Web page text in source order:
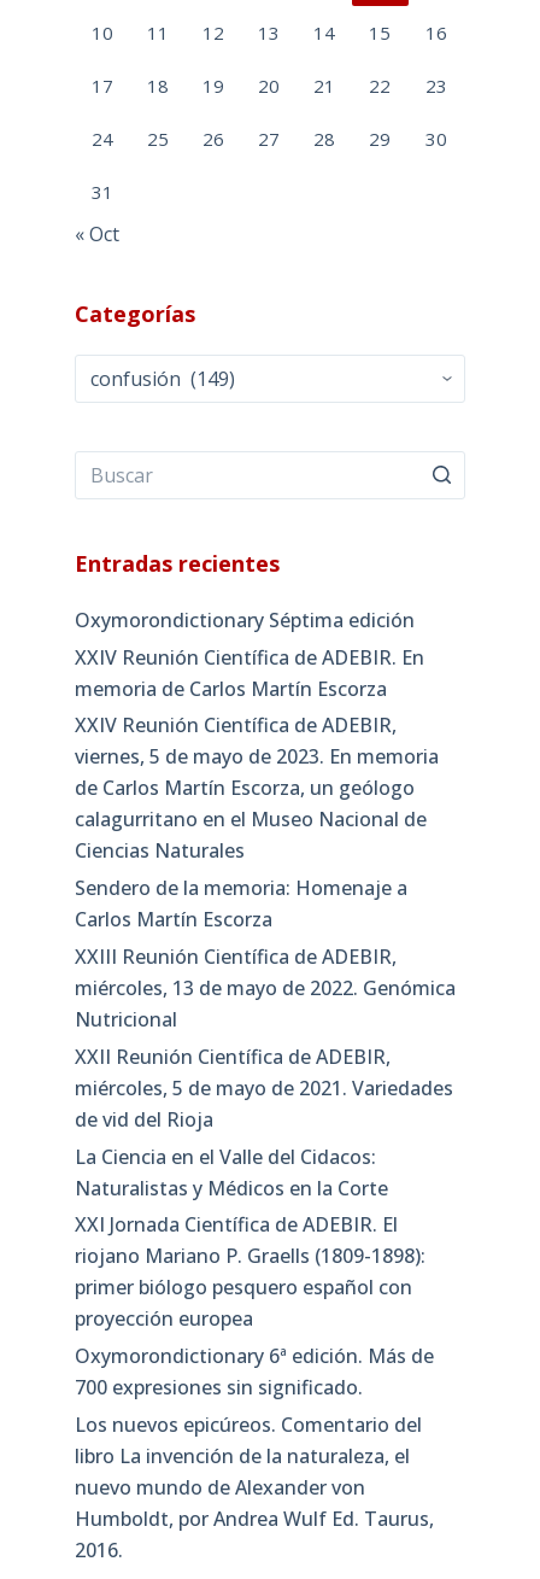
10 11 12 13 14 15 16
17 18 19 20 21 22 23
24 25 26 27 28 29 30
31
« Oct
Categorías
Categorías
Entradas recientes
Oxymorondictionary Séptima edición
XXIV Reunión Científica de ADEBIR. En
memoria de Carlos Martín Escorza
XXIV Reunión Científica de ADEBIR,
viernes, 5 de mayo de 2023. En memoria
de Carlos Martín Escorza, un geólogo
calagurritano en el Museo Nacional de
Ciencias Naturales
Sendero de la memoria: Homenaje a
Carlos Martín Escorza
XXIII Reunión Científica de ADEBIR,
miércoles, 13 de mayo de 2022. Genómica
Nutricional
XXII Reunión Científica de ADEBIR,
miércoles, 5 de mayo de 2021. Variedades
de vid del Rioja
La Ciencia en el Valle del Cidacos:
Naturalistas y Médicos en la Corte
XXI Jornada Científica de ADEBIR. El
riojano Mariano P. Graells (1809-1898):
primer biólogo pesquero español con
proyección europea
Oxymorondictionary 6ª edición. Más de
700 expresiones sin significado.
Los nuevos epicúreos. Comentario del
libro La invención de la naturaleza, el
nuevo mundo de Alexander von
Humboldt, por Andrea Wulf Ed. Taurus,
2016.